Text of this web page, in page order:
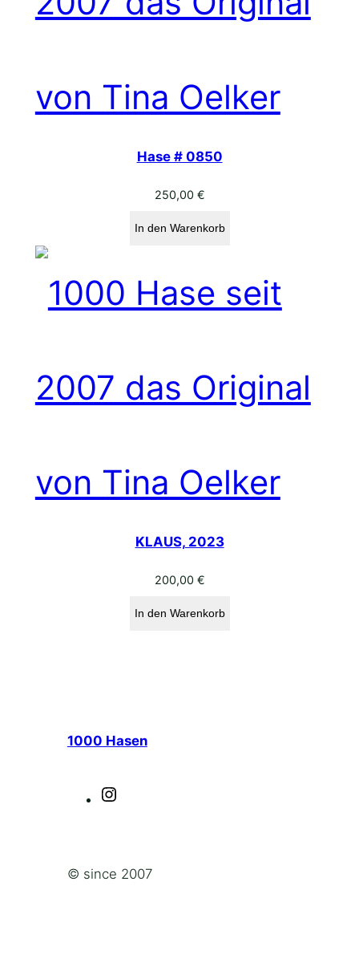
Hase # 0850
250,00 €
In den Warenkorb
KLAUS, 2023
200,00 €
In den Warenkorb
1000 Hasen
s
© since 2007